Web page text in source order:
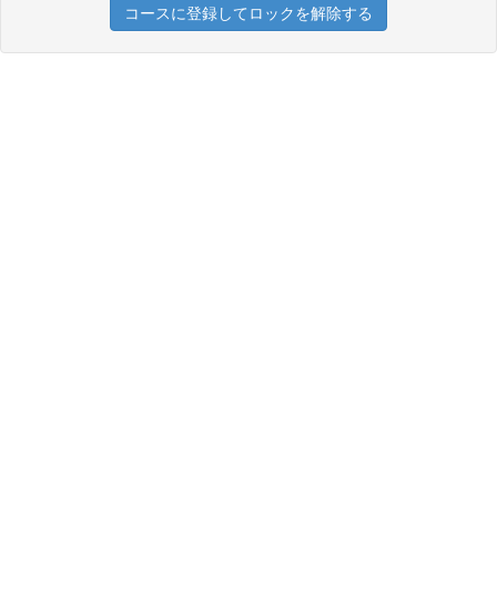
コースに登録してロックを解除する